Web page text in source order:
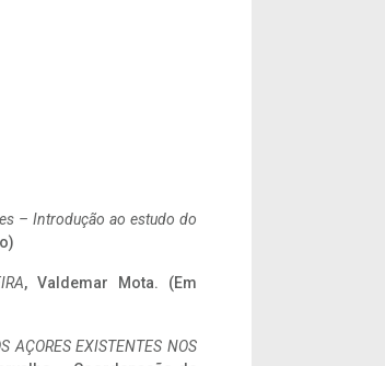
– Introdução ao estudo do
, Valdemar Mota. (Em
AÇORES EXISTENTES NOS